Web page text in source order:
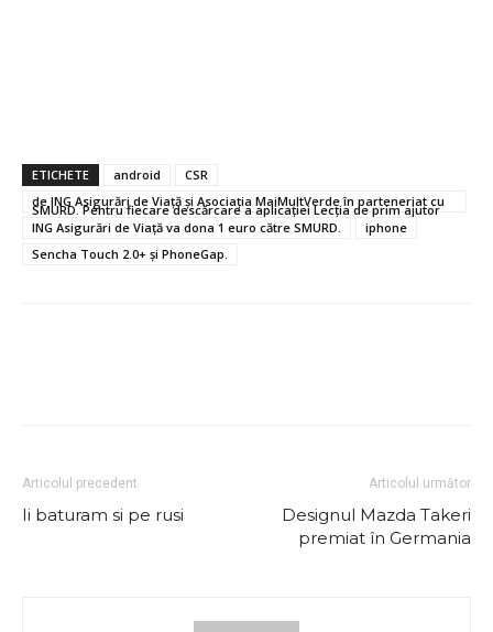
ETICHETE android
CSR
de ING Asigurări de Viaţă şi Asociaţia MaiMultVerde în parteneriat cu
SMURD. Pentru fiecare descărcare a aplicaţiei Lecţia de prim ajutor
ING Asigurări de Viaţă va dona 1 euro către SMURD.
iphone
Sencha Touch 2.0+ şi PhoneGap.
Articolul precedent
Ii baturam si pe rusi
Articolul următor
Designul Mazda Takeri
premiat în Germania